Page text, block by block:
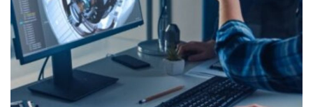
Supplier Performance Manager /
Filed Engineer
OFFRES D'EMPLOI